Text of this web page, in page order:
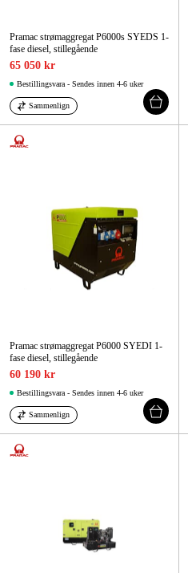
Pramac strømaggregat P6000s SYEDS 1-
fase diesel, stillegående
65 050 kr
Bestillingsvara - Sendes innen 4-6 uker
Sammenlign
Pramac strømaggregat P6000 SYEDI 1-
fase diesel, stillegående
60 190 kr
Bestillingsvara - Sendes innen 4-6 uker
Sammenlign